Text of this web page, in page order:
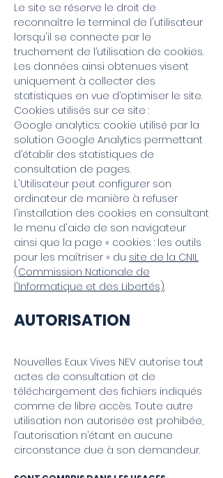
Le site se réserve le droit de
reconnaître le terminal de l'utilisateur
lorsqu'il se connecte par le
truchement de l’utilisation de cookies.
Les données ainsi obtenues visent
uniquement à collecter des
statistiques en vue d’optimiser le site.
Cookies utilisés sur ce site :
Google analytics: cookie utilisé par la
solution Google Analytics permettant
d’établir des statistiques de
consultation de pages.
L'Utilisateur peut configurer son
ordinateur de manière à refuser
l'installation des cookies en consultant
le menu d'aide de son navigateur
ainsi que la page « cookies : les outils
pour les maîtriser » du site de la CNIL
(Commission Nationale de
l'Informatique et des Libertés).
AUTORISATION
Nouvelles Eaux Vives NEV autorise tout
actes de consultation et de
téléchargement des fichiers indiqués
comme de libre accès. Toute autre
utilisation non autorisée est prohibée,
l’autorisation n’étant en aucune
circonstance due à son demandeur.